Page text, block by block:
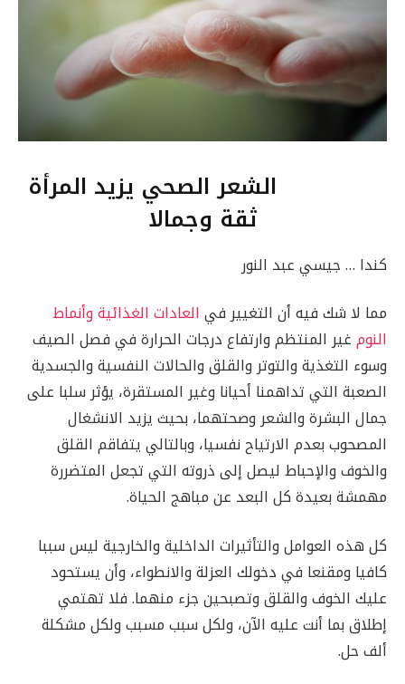
الشعر الصحي يزيد المرأة
ثقة وجمالا
كندا … جيسي عبد النور
مما لا شك فيه أن التغيير فيالعادات الغذائية وأنماط
النومغير المنتظم وارتفاع درجات الحرارة في فصل الصيف
وسوء التغذية والتوتر والقلق والحالات النفسية والجسدية
الصعبة التي تداهمنا أحيانا وغير المستقرة، يؤثر سلبا على
جمال البشرة والشعر وصحتهما، بحيث يزيد الانشغال
المصحوب بعدم الارتياح نفسيا، وبالتالي يتفاقم القلق
والخوف والإحباط ليصل إلى ذروته التي تجعل المتضررة
مهمشة بعيدة كل البعد عن مباهج الحياة.
كل هذه العوامل والتأثيرات الداخلية والخارجية ليس سببا
كافيا ومقنعا في دخولك العزلة والانطواء، وأن يستحود
عليك الخوف والقلق وتصبحين جزء منهما. فلا تهتمي
إطلاق بما أنت عليه الآن، ولكل سبب مسبب ولكل مشكلة
ألف حل.